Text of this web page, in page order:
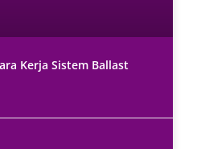
Kerja Sistem Ballast